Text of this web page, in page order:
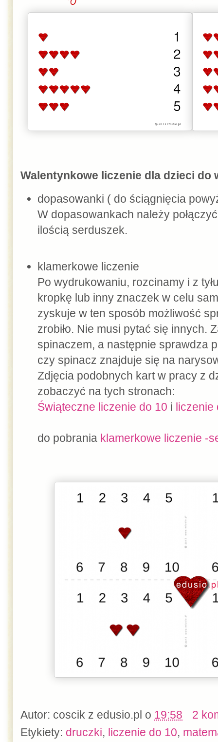
Walentynkowe liczenie dla dzieci do
dopasowanki ( do ściągnięcia
W dopasowankach należy
ilością serduszek.
klamerkowe liczenie
Po wydrukowaniu, rozcinamy i z
kropkę lub inny znaczek w celu
zyskuje w ten sposób możliwość
zrobiło. Nie musi pytać się innych.
spinaczem, a następnie sprawdza
czy spinacz znajduje się na
Zdjęcia podobnych kart w pracy z
zobaczyć na tych stronach:
Świąteczne liczenie do 10 i liczenie
do pobrania klamerkowe liczenie -
Autor: coscik z edusio.pl o 19:58
2
Etykiety: druczki, liczenie do 10,